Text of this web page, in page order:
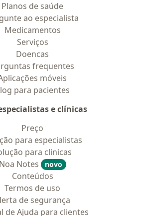
Planos de saúde
ao especialista
Medicamentos
Serviços
Doencas
frequentes
móveis
para pacientes
e clínicas
Preço
para especialistas
para clinicas
Noa Notes
novo
Conteúdos
Termos de uso
de segurança
de Ajuda para clientes